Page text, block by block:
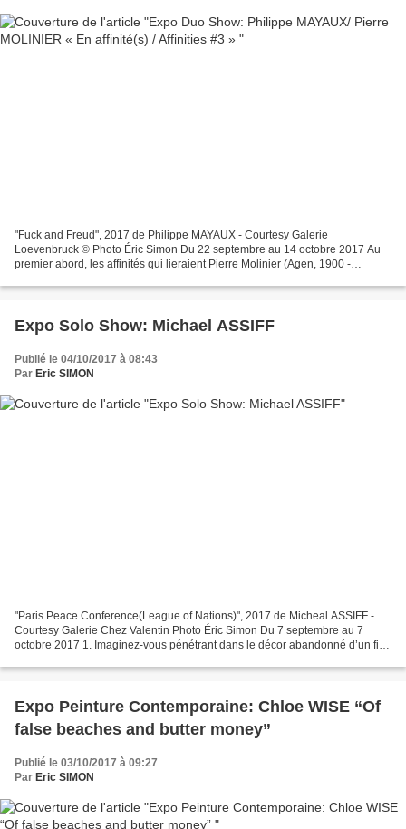
"Fuck and Freud", 2017 de Philippe MAYAUX - Courtesy Galerie
Loevenbruck © Photo Éric Simon Du 22 septembre au 14 octobre 2017 Au
premier abord, les affinités qui lieraient Pierre Molinier (Agen, 1900 -
Expo Solo Show: Michael ASSIFF
Publié le 04/10/2017 à 08:43
Par Eric SIMON
"Paris Peace Conference(League of Nations)", 2017 de Micheal ASSIFF -
Courtesy Galerie Chez Valentin Photo Éric Simon Du 7 septembre au 7
octobre 2017 1. Imaginez-vous pénétrant dans le décor abandonné d’un film
Expo Peinture Contemporaine: Chloe WISE “Of
false beaches and butter money”
Publié le 03/10/2017 à 09:27
Par Eric SIMON